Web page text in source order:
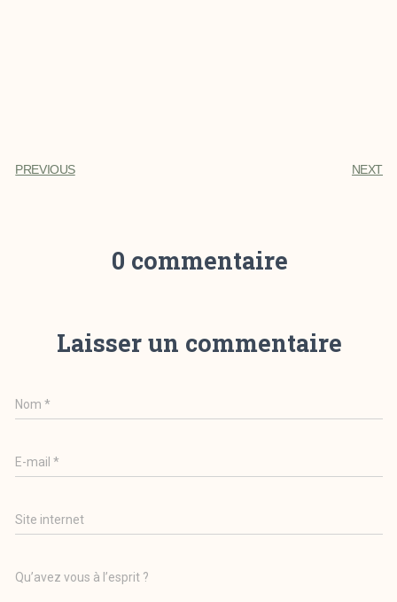
PREVIOUS NEXT
0 commentaire
Laisser un commentaire
Nom*
E-mail*
Site internet
Qu’avez vous à l’esprit ?